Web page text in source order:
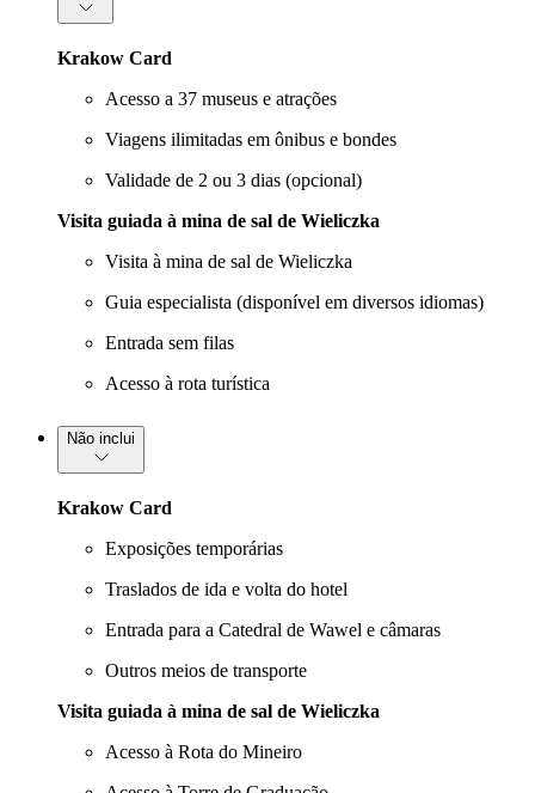
Krakow Card
Acesso a 37 museus e atrações
Viagens ilimitadas em ônibus e bondes
Validade de 2 ou 3 dias (opcional)
Visita guiada à mina de sal de Wieliczka
Visita à mina de sal de Wieliczka
Guia especialista (disponível em diversos idiomas)
Entrada sem filas
Acesso à rota turística
Não inclui
Krakow Card
Exposições temporárias
Traslados de ida e volta do hotel
Entrada para a Catedral de Wawel e câmaras
Outros meios de transporte
Visita guiada à mina de sal de Wieliczka
Acesso à Rota do Mineiro